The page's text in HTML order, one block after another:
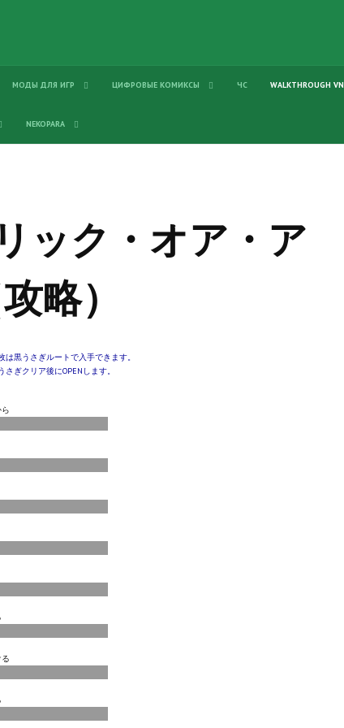
МОДЫ ДЛЯ ИГР ЦИФРОВЫЕ КОМИКСЫ ЧС WALKTHROUGH VN
NEKOPARA
ック・オア・ア
攻略）
は黒うさぎルートで入手できます。
ぎクリア後にOPENします。